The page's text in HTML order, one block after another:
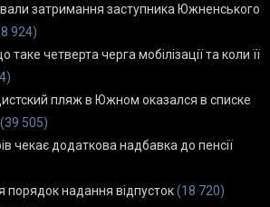
затримання заступника Южненського
924)
таке четверта черга мобілізації та коли її
пляж в Южном оказался в списке
(39 505)
чекає додаткова надбавка до пенсії
порядок надання відпусток(18 720)